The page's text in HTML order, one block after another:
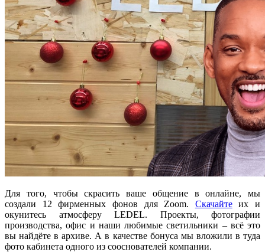
Для того, чтобы скрасить ваше общение в онлайне, мы
создали 12 фирменных фонов для Zoom. Скачайтеих и
окунитесь атмосферу LEDEL. Проекты, фотографии
производства, офис и наши любимые светильники – всё это
вы найдёте в архиве. А в качестве бонуса мы вложили в туда
фото кабинета одного из сооснователей компании.